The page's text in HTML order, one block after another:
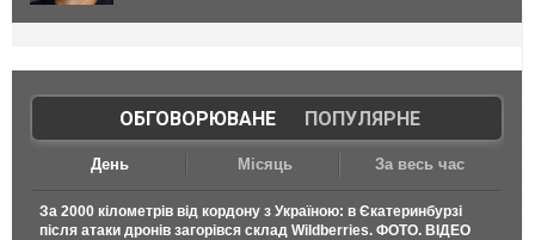
ОБГОВОРЮВАНЕ| ПОПУЛЯРНЕ
День Місяць За весь час
За 2000 кілометрів від кордону з Україною: в Єкатеринбурзі
після атаки дронів загорівся склад Wildberries. ФОТО. ВІДЕО